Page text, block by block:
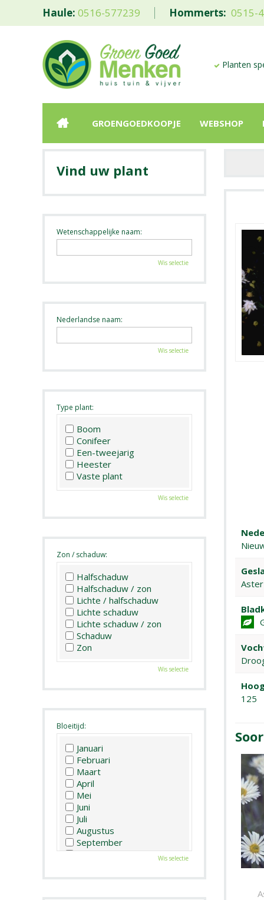
Haule: 0516-577239 Hommerts: 0515-
Planten
GROENGOEDKOOPJE WEBSHOP
Aster
125
Vind uw plant
Wetenschappelijke naam:
Wis selectie
Nederlandse naam:
Wis selectie
Type plant:
Boom
Conifeer
Een-tweejarig
Heester
Vaste plant
Wis selectie
Zon / schaduw:
Halfschaduw
Halfschaduw / zon
Lichte / halfschaduw
Lichte schaduw
Lichte schaduw / zon
Schaduw
Zon
Wis selectie
Bloeitijd:
Januari
Februari
Maart
April
Mei
Juni
Juli
Augustus
September
Oktober
Wis selectie